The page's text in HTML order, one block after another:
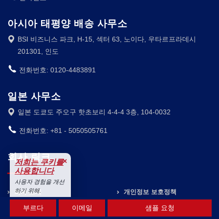
부르다 이메일 샘플 요청
아시아 태평양 배송 사무소
BSI 비즈니스 파크, H-15, 섹터 63, 노이다, 우타르프라데시
201301, 인도
전화번호: 0120-4483891
일본 사무소
일본 도쿄도 주오구 핫초보리 4-4-4 3층, 104-0032
전화번호: +81 - 5050505761
회사 링크
회사 소개
보도 자료
개인정보 보호정책
이용약관
저희는 쿠키를
사용합니다
×
사용자 경험을 개선
하기 위해.